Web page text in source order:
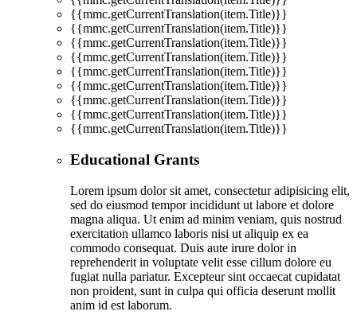
{{mmc.getCurrentTranslation(item.Title)}}
{{mmc.getCurrentTranslation(item.Title)}}
{{mmc.getCurrentTranslation(item.Title)}}
{{mmc.getCurrentTranslation(item.Title)}}
{{mmc.getCurrentTranslation(item.Title)}}
{{mmc.getCurrentTranslation(item.Title)}}
{{mmc.getCurrentTranslation(item.Title)}}
{{mmc.getCurrentTranslation(item.Title)}}
{{mmc.getCurrentTranslation(item.Title)}}
Educational Grants
Lorem ipsum dolor sit amet, consectetur adipisicing elit,
sed do eiusmod tempor incididunt ut labore et dolore
magna aliqua. Ut enim ad minim veniam, quis nostrud
exercitation ullamco laboris nisi ut aliquip ex ea
commodo consequat. Duis aute irure dolor in
reprehenderit in voluptate velit esse cillum dolore eu
fugiat nulla pariatur. Excepteur sint occaecat cupidatat
non proident, sunt in culpa qui officia deserunt mollit
anim id est laborum.